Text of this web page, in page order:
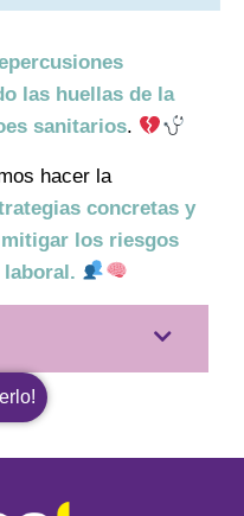
las huellas de la
sanitarios.
hacer la
concretas y
los riesgos